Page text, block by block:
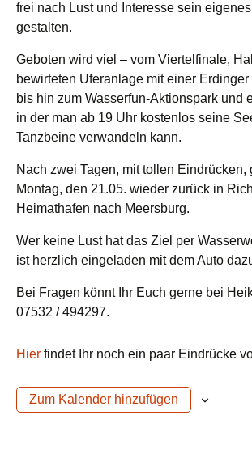
frei nach Lust und Interesse sein
gestalten.
Geboten wird viel – vom Viertelfinale,
bewirteten Uferanlage mit einer Erdinger
bis hin zum Wasserfun-Aktionspark und
in der man ab 19 Uhr kostenlos seine
Tanzbeine verwandeln kann.
Nach zwei Tagen, mit tollen Eindrücken,
Montag, den 21.05. wieder zurück in
Heimathafen nach Meersburg.
Wer keine Lust hat das Ziel per
ist herzlich eingeladen mit dem Auto
Bei Fragen könnt Ihr Euch gerne bei
07532 / 494297.
Hier findet Ihr noch ein paar Eindrücke
Zum Kalender hinzufügen